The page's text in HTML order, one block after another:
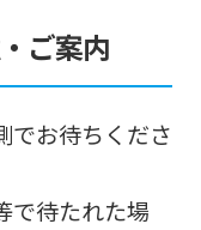
ご案内
でお待ちくださ
で待たれた場